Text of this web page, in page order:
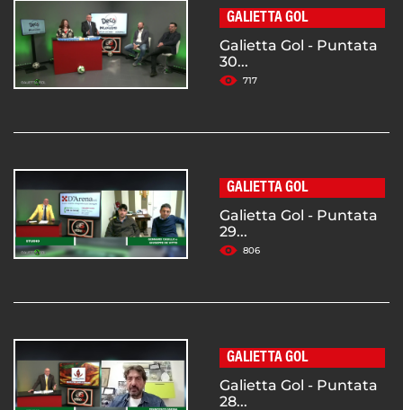
GALIETTA GOL
Galietta Gol - Puntata
30...
717
GALIETTA GOL
Galietta Gol - Puntata
29...
806
GALIETTA GOL
Galietta Gol - Puntata
28...